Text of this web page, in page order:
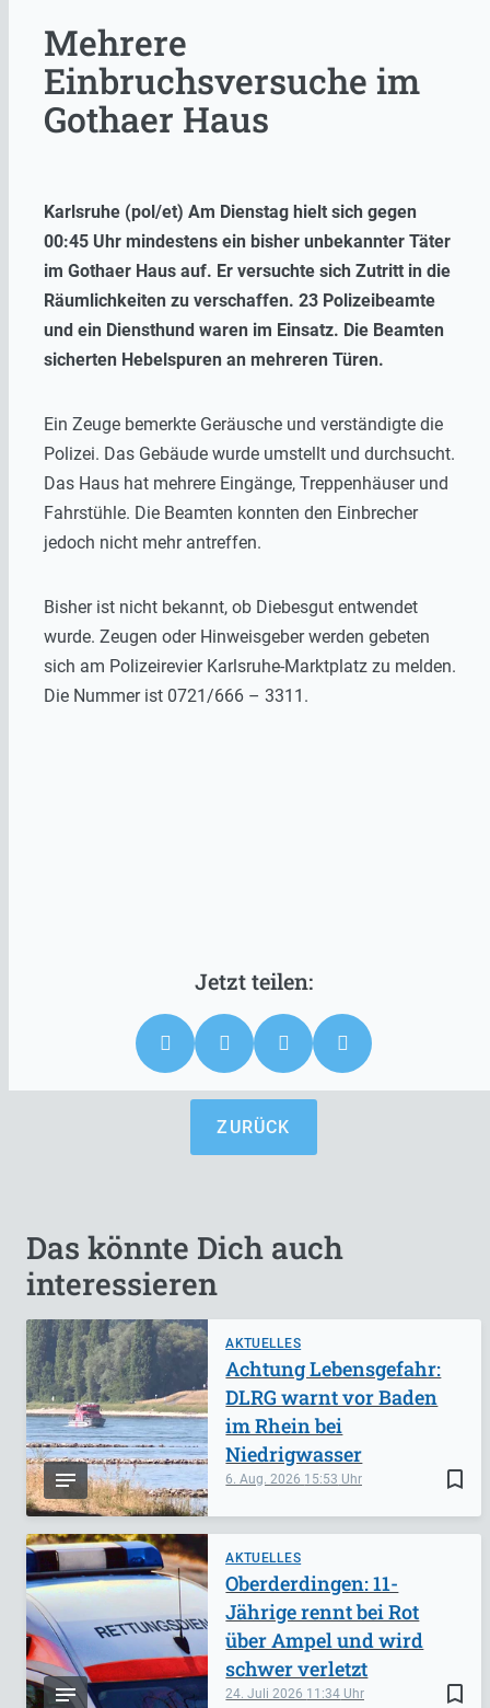
Mehrere
Einbruchsversuche im
Gothaer Haus
Karlsruhe (pol/et) Am Dienstag hielt sich gegen
00:45 Uhr mindestens ein bisher unbekannter Täter
im Gothaer Haus auf. Er versuchte sich Zutritt in die
Räumlichkeiten zu verschaffen. 23 Polizeibeamte
und ein Diensthund waren im Einsatz. Die Beamten
sicherten Hebelspuren an mehreren Türen.
Ein Zeuge bemerkte Geräusche und verständigte die
Polizei. Das Gebäude wurde umstellt und durchsucht.
Das Haus hat mehrere Eingänge, Treppenhäuser und
Fahrstühle. Die Beamten konnten den Einbrecher
jedoch nicht mehr antreffen.
Bisher ist nicht bekannt, ob Diebesgut entwendet
wurde. Zeugen oder Hinweisgeber werden gebeten
sich am Polizeirevier Karlsruhe-Marktplatz zu melden.
Die Nummer ist 0721/666 – 3311.
ZURÜCK
Das könnte Dich auch
interessieren
AKTUELLES
bookmark_border
6. Aug. 2026 15:53
Achtung Lebensgefahr:
DLRG warnt vor Baden
im Rhein bei
Niedrigwasser
AKTUELLES
bookmark_border
24. Juli 2026 11:34
Oberderdingen: 11-
Jährige rennt bei Rot
über Ampel und wird
schwer verletzt